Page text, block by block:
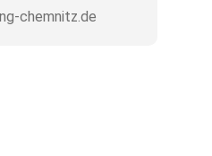
chemnitz.de